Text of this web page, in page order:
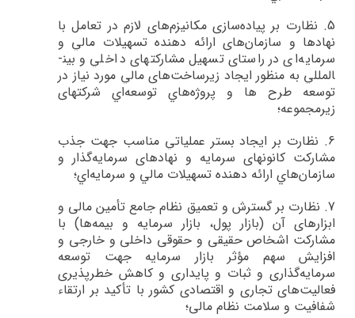
5. نظارت بر پياده‌سازي مكانيزم‌هاي لازم در تعامل با
نهادها و سازمان‌هاي ارائه دهنده تسهيلات مالي و
سرمايه‌اي در راستاي تسهيل مشاركت­هاي داخلي و بين­
المللي به منظور ايجاد زيرساخت‌هاي مالي مورد نياز در
توسعه طرح ها و پروژه‌هاي توسعه‌اي شركت­های
زیرمجموعه؛
6. نظارت بر ايجاد بستر عملياتي مناسب جهت جذب
مشاركت كانون­هاي سرمايه و نهادهاي سرمايه‌گذار و
سازمان‌هاي ارائه دهنده تسهيلات مالي و سرمايه‌اي؛
7. نظارت بر گسترش و تعميق نظام جامع تأمين مالی و
ابزارهای آن (بازار پول، بازار سرمايه و بيمه‌ها) با
مشارکت اشخاص حقيقی و حقوقی داخلی و خارجی و
افزايش سهم مؤثر بازار سرمايه جهت توسعه
سرمايه‌گذاری و ثبات و پايداری و کاهش خطرپذيری
فعاليت‌های تجاری و اقتصادی کشور با تأکيد بر ارتقاء
شفافيت و سلامت نظام مالی؛